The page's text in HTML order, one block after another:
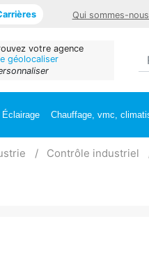
Qui sommes-
votre agence
géolocaliser
Éclairage Chauffage, vmc,
Contrôle industriel